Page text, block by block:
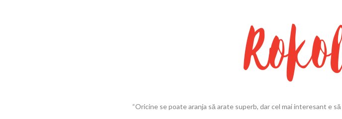
“Oricine se poate aranja să arate superb, dar cel mai interesant e